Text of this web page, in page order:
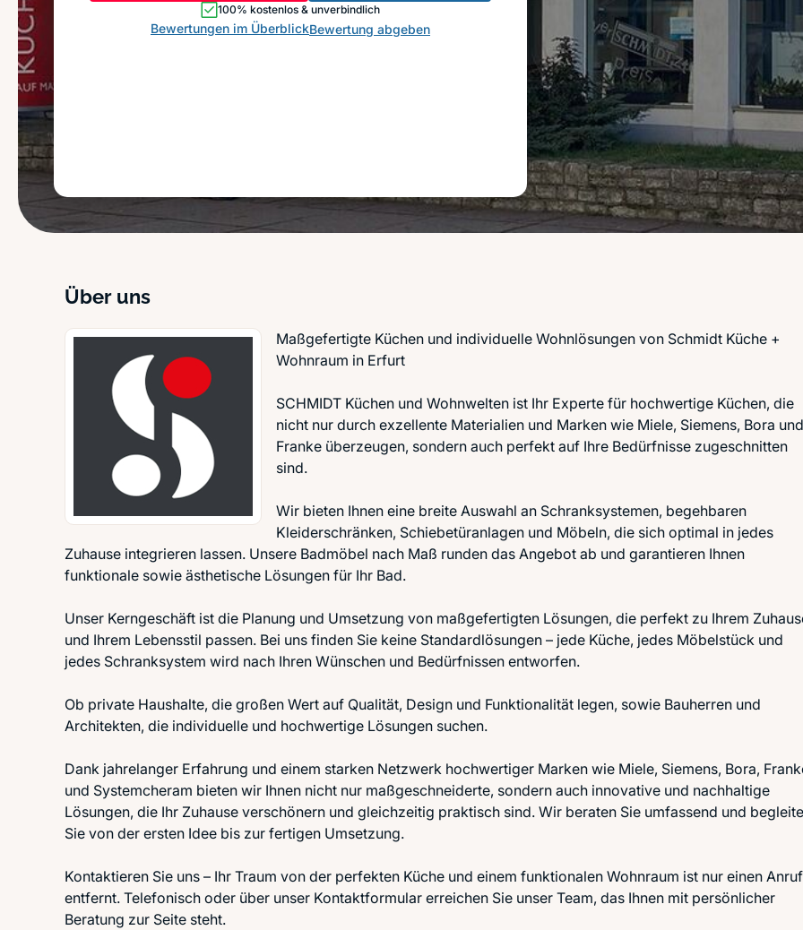
100% kostenlos & unverbindlich
Bewertungen im ÜberblickBewertung abgeben
Über uns
Maßgefertigte Küchen und individuelle Wohnlösungen von Schmidt Küche +
Wohnraum in Erfurt
SCHMIDT Küchen und Wohnwelten ist Ihr Experte für hochwertige Küchen, die
nicht nur durch exzellente Materialien und Marken wie Miele, Siemens, Bora und
Franke überzeugen, sondern auch perfekt auf Ihre Bedürfnisse zugeschnitten
sind.
Wir bieten Ihnen eine breite Auswahl an Schranksystemen, begehbaren
Kleiderschränken, Schiebetüranlagen und Möbeln, die sich optimal in jedes
Zuhause integrieren lassen. Unsere Badmöbel nach Maß runden das Angebot ab und garantieren Ihnen
funktionale sowie ästhetische Lösungen für Ihr Bad.
Unser Kerngeschäft ist die Planung und Umsetzung von maßgefertigten Lösungen, die perfekt zu Ihrem
und Ihrem Lebensstil passen. Bei uns finden Sie keine Standardlösungen – jede Küche, jedes Möbelstück und
jedes Schranksystem wird nach Ihren Wünschen und Bedürfnissen entworfen.
Ob private Haushalte, die großen Wert auf Qualität, Design und Funktionalität legen, sowie Bauherren und
Architekten, die individuelle und hochwertige Lösungen suchen.
Dank jahrelanger Erfahrung und einem starken Netzwerk hochwertiger Marken wie Miele, Siemens, Bora,
und Systemcheram bieten wir Ihnen nicht nur maßgeschneiderte, sondern auch innovative und nachhaltige
Lösungen, die Ihr Zuhause verschönern und gleichzeitig praktisch sind. Wir beraten Sie umfassend und
Sie von der ersten Idee bis zur fertigen Umsetzung.
Kontaktieren Sie uns – Ihr Traum von der perfekten Küche und einem funktionalen Wohnraum ist nur einen Anruf
entfernt. Telefonisch oder über unser Kontaktformular erreichen Sie unser Team, das Ihnen mit persönlicher
Beratung zur Seite steht.